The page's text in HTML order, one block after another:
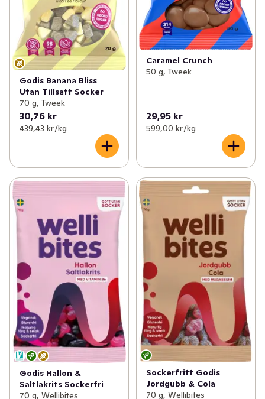
Godis Banana Bliss
Utan Tillsatt Socker
70 g, Tweek
30,76 kr
439,43 kr /kg
Caramel Crunch
50 g, Tweek
29,95 kr
599,00 kr /kg
Godis Hallon &
Saltlakrits Sockerfri
70 g, Wellibites
Sockerfritt Godis
Jordgubb & Cola
70 g, Wellibites